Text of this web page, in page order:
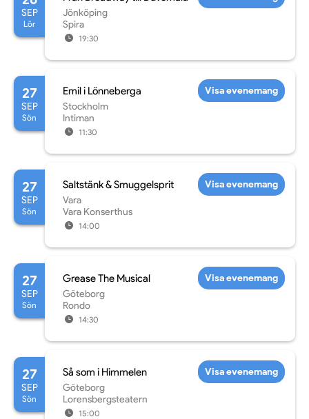
SEP
Lör
Jönköping
Spira
19:30
27
SEP
Sön
Emil i Lönneberga
Stockholm
Intiman
11:30
Visa evenemang
27
SEP
Sön
Saltstänk & Smuggelsprit
Vara
Vara Konserthus
14:00
Visa evenemang
27
SEP
Sön
Grease The Musical
Göteborg
Rondo
14:30
Visa evenemang
27
SEP
Sön
Så som i Himmelen
Göteborg
Lorensbergsteatern
15:00
Visa evenemang